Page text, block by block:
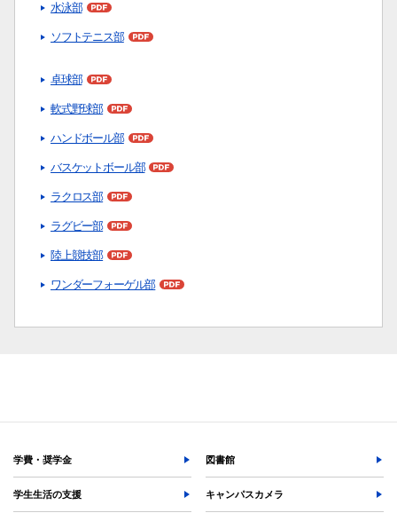
各種証明書の発行
水泳部
ソフトテニス部
卓球部
軟式野球部
ハンドボール部
バスケットボール部
ラクロス部
ラグビー部
陸上競技部
ワンダーフォーゲル部
学費・奨学金 図書館
学生生活の支援 キャンパスカメラ